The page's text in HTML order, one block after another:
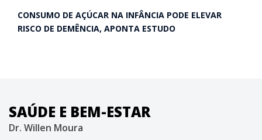
CONSUMO DE AÇÚCAR NA INFÂNCIA PODE ELEVAR
RISCO DE DEMÊNCIA, APONTA ESTUDO
SAÚDE E BEM-ESTAR
Dr. Willen Moura